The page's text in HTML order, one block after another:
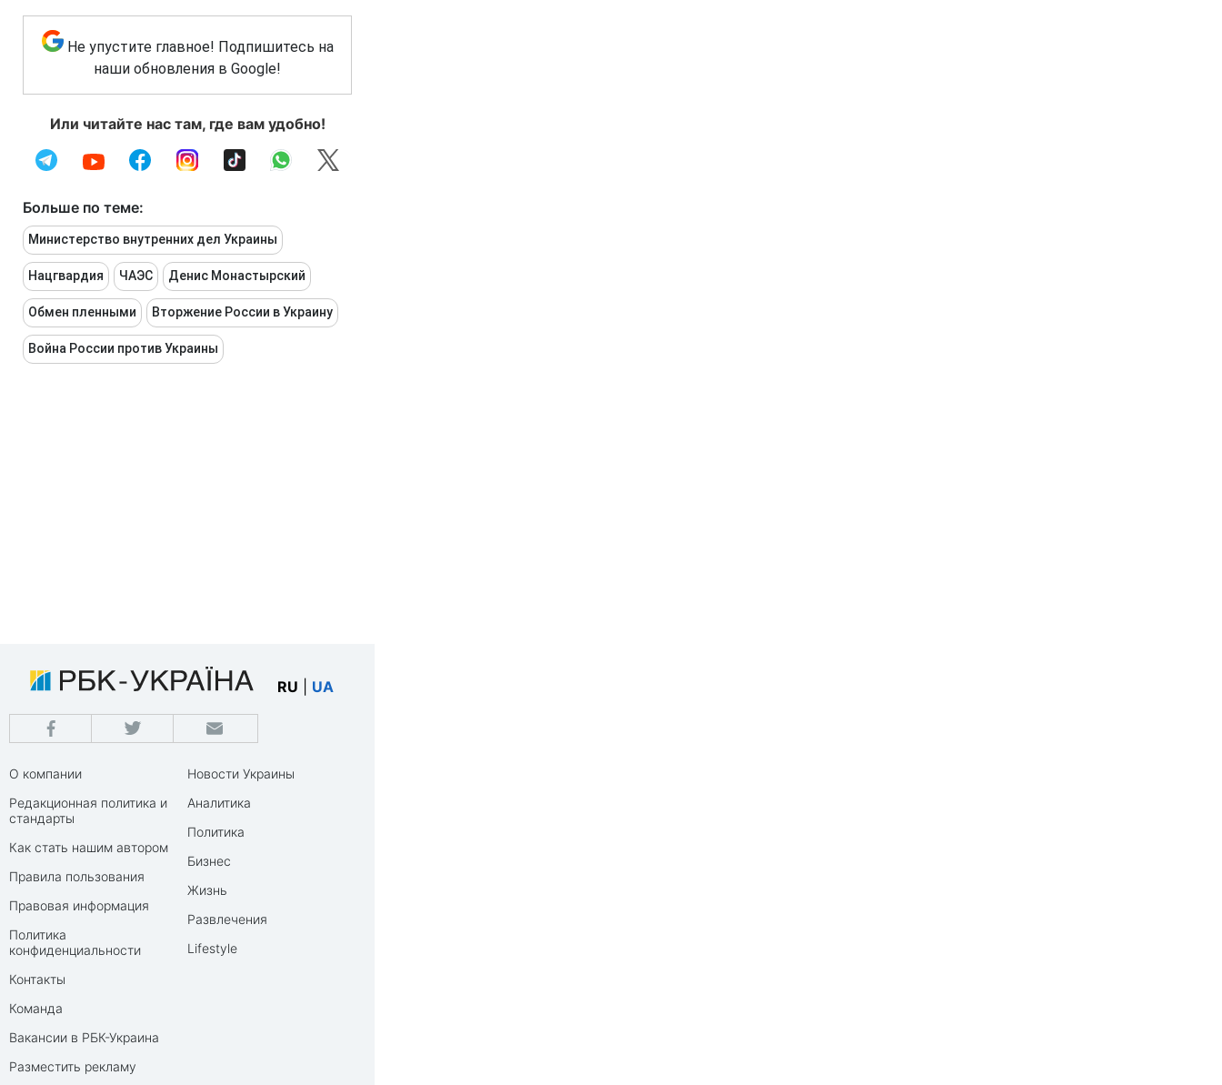
Не упустите главное! Подпишитесь на
наши обновления в Google!
Или читайте нас там, где вам удобно!
Больше по теме:
Министерство внутренних дел Украины
Нацгвардия ЧАЭС Денис Монастырский
Обмен пленными Вторжение России в Украину
Война России против Украины
RU UA
О компании
Редакционная политика и
стандарты
Как стать нашим автором
Правила пользования
Правовая информация
Политика
конфиденциальности
Контакты
Команда
Вакансии в РБК-Украина
Разместить рекламу
Новости Украины
Аналитика
Политика
Бизнес
Жизнь
Развлечения
Lifestyle